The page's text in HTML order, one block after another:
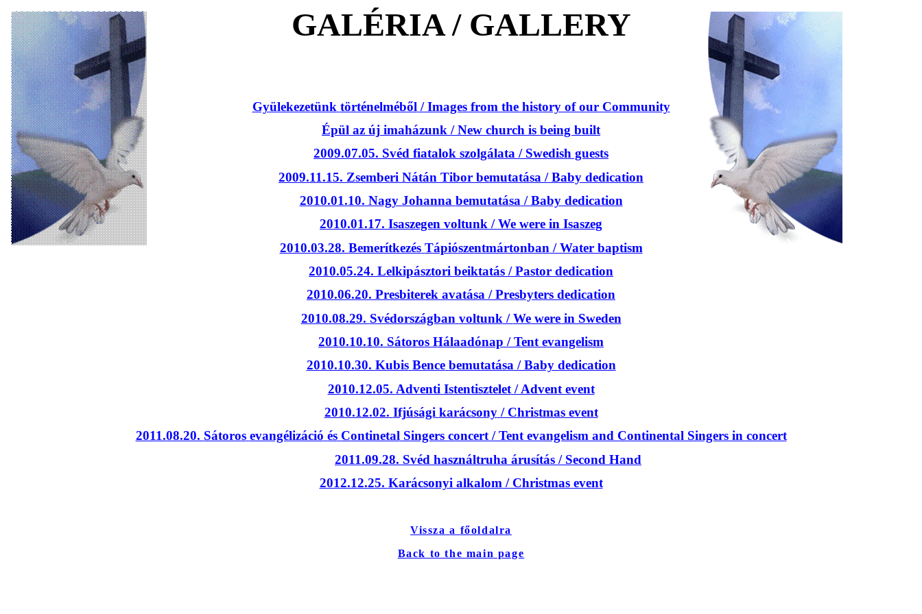
GALÉRIA / GALLERY
Gyülekezetünk történelméből / Images from the history of our Community
Épül az új imaházunk / New church is being built
2009.07.05. Svéd fiatalok szolgálata / Swedish guests
2009.11.15. Zsemberi Nátán Tibor bemutatása / Baby dedication
2010.01.10. Nagy Johanna bemutatása / Baby dedication
2010.01.17. Isaszegen voltunk /We were in Isaszeg
2010.03.28. Bemerítkezés Tápiószentmártonban / Water baptism
2010.05.24. Lelkipásztori beiktatás / Pastor dedication
2010.06.20. Presbiterek avatása / Presbyters dedication
2010.08.29. Svédországban voltunk /Wewere in Sweden
2010.10.10. Sátoros Hálaadónap / Tent evangelism
2010.10.30. Kubis Bence bemutatása/ Baby dedication
2010.12.05. Adventi Istentisztelet/ Advent event
2010.12.02. Ifjúsági karácsony/ Christmas event
2011.08.20. Sátoros evangélizáció és ContinetalSingers concert / Tent evangelism and Continental Singers in concert
2011.09.28. Svéd használtruha árusítás / Second Hand
2012.12.25. Karácsonyi alkalom / Christmas event
Vissza a főoldalra
Back to the main page